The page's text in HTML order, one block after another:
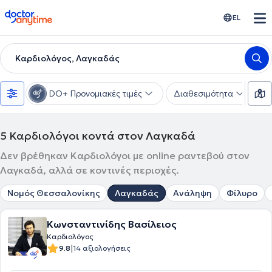
doctoranytime EL
Καρδιολόγος, Λαγκαδάς
DO+ Προνομιακές τιμές Διαθεσιμότητα
5 Καρδιολόγοι κοντά στον Λαγκαδά
Δεν βρέθηκαν Καρδιολόγοι με online ραντεβού στον
Λαγκαδά, αλλά σε κοντινές περιοχές.
Νομός Θεσσαλονίκης Λαγκαδάς Ανάληψη Φίλυρο
Κωνσταντινίδης Βασίλειος
Καρδιολόγος
9.8|14 αξιολογήσεις